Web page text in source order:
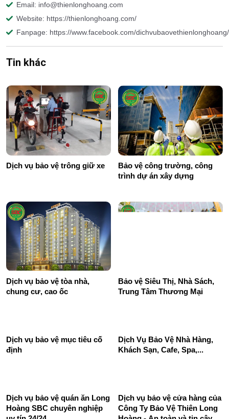
Email: info@thienlonghoang.com
Website: https://thienlonghoang.com/
Fanpage: https://www.facebook.com/dichvubaovethienlonghoang/
Tin khác
Dịch vụ bảo vệ trông giữ xe
Bảo vệ công trường, công
trình dự án xây dựng
Dịch vụ bảo vệ tòa nhà,
chung cư, cao ốc
Bảo vệ Siêu Thị, Nhà Sách,
Trung Tâm Thương Mại
Dịch vụ bảo vệ mục tiêu cố
Dịch Vụ Bảo Vệ Nhà Hàng,
Khách Sạn, Cafe, Spa,...